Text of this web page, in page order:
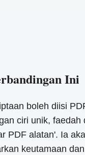
Ini
boleh diisi
ciri unik,
PDF alatan'. Ia
keutamaan